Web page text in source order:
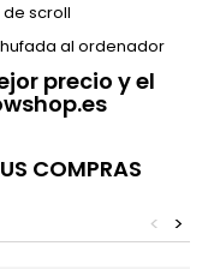
scroll
al ordenador
precio y el
COMPRAS
>
<